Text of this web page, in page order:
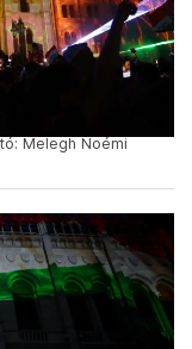
Melegh Noémi